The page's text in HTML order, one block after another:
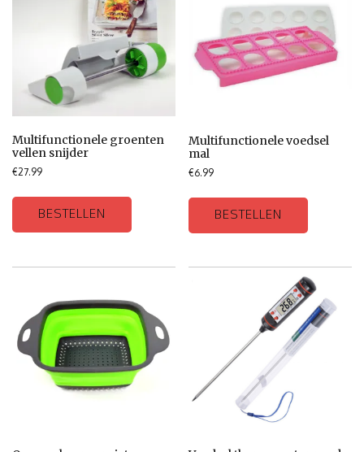
Multifunctionele groenten
vellen snijder
€27.99
BESTELLEN
Multifunctionele voedsel
mal
€6.99
BESTELLEN